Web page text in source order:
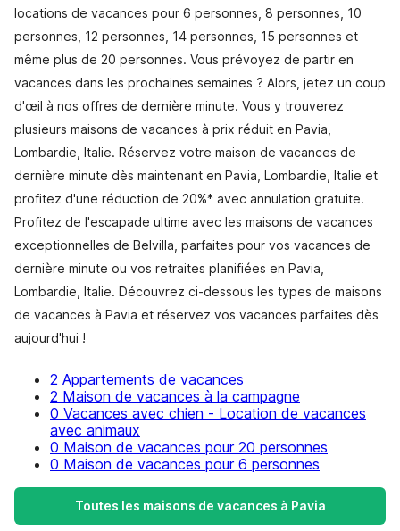
locations de vacances pour 6 personnes, 8 personnes, 10
personnes, 12 personnes, 14 personnes, 15 personnes et
même plus de 20 personnes. Vous prévoyez de partir en
vacances dans les prochaines semaines ? Alors, jetez un coup
d'œil à nos offres de dernière minute. Vous y trouverez
plusieurs maisons de vacances à prix réduit en Pavia,
Lombardie, Italie. Réservez votre maison de vacances de
dernière minute dès maintenant en Pavia, Lombardie, Italie et
profitez d'une réduction de 20%* avec annulation gratuite.
Profitez de l'escapade ultime avec les maisons de vacances
exceptionnelles de Belvilla, parfaites pour vos vacances de
dernière minute ou vos retraites planifiées en Pavia,
Lombardie, Italie. Découvrez ci-dessous les types de maisons
de vacances à Pavia et réservez vos vacances parfaites dès
aujourd'hui !
2 Appartements de vacances
2 Maison de vacances à la campagne
0 Vacances avec chien - Location de vacances
avec animaux
0 Maison de vacances pour 20 personnes
0 Maison de vacances pour 6 personnes
Toutes les maisons de vacances à Pavia